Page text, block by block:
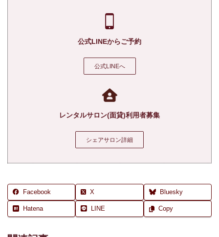
公式LINEからご予約
公式LINEへ
レンタルサロン(面貸)利用者募集
シェアサロン詳細
Facebook X Bluesky
Hatena LINE Copy